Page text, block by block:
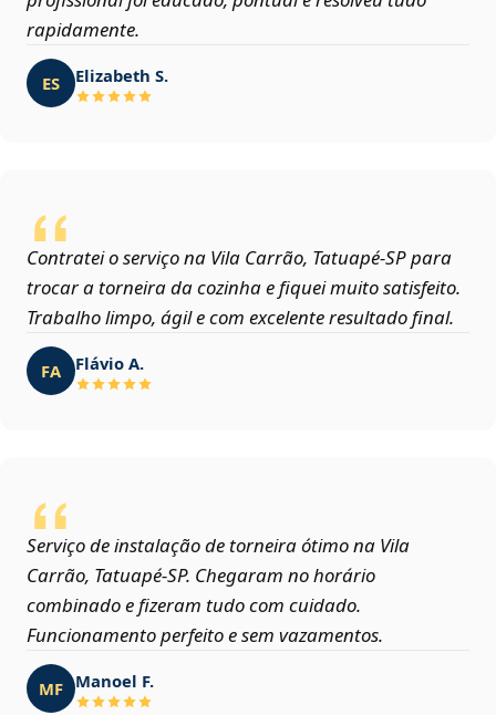
rapidamente.
ES Elizabeth S.
Contratei o serviço na Vila Carrão, Tatuapé‑SP para
trocar a torneira da cozinha e fiquei muito satisfeito.
Trabalho limpo, ágil e com excelente resultado final.
FA Flávio A.
Serviço de instalação de torneira ótimo na Vila
Carrão, Tatuapé‑SP. Chegaram no horário
combinado e fizeram tudo com cuidado.
Funcionamento perfeito e sem vazamentos.
MF Manoel F.